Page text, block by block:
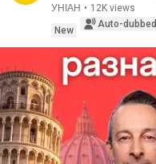
УНІАН • 12K views
New
Auto-dubbed